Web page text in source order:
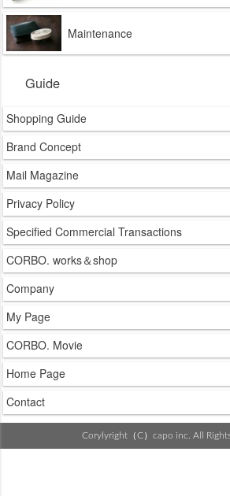
Maintenance
Guide
Shopping Guide
Brand Concept
Mail Magazine
Privacy Policy
Specified Commercial Transactions
CORBO. works＆shop
Company
My Page
CORBO. Movie
Home Page
Contact
Corylyright（C）capo inc. All Rights